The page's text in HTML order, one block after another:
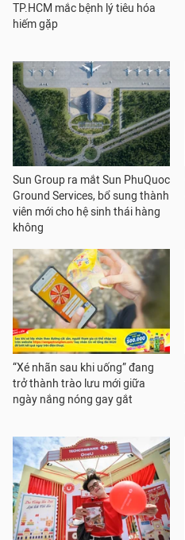
TP.HCM mắc bệnh lý tiêu hóa
hiếm gặp
Sun Group ra mắt Sun PhuQuoc
Ground Services, bổ sung thành
viên mới cho hệ sinh thái hàng
không
“Xé nhãn sau khi uống” đang
trở thành trào lưu mới giữa
ngày nắng nóng gay gắt